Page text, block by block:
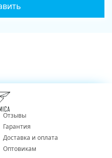
Отзывы
Гарантия
Доставка и оплата
Оптовикам